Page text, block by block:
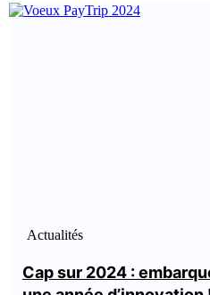
Actualités
Cap sur 2024 :